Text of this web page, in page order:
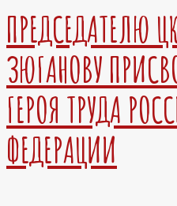
ПРЕДСЕДАТЕЛЮ
ЗЮГАНОВУ
ГЕРОЯ ТРУДА
ФЕДЕРАЦИИ